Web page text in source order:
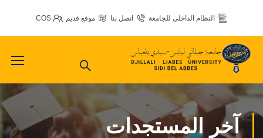
النظام الداخلي للجامعة اتصل بنا موقع قديم COS
آخر المستجدات